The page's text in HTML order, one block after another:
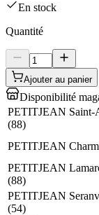
En stock
Quantité
Ajouter au panier
Disponibilité
PETITJEAN Saint-
(88)
PETITJEAN
PETITJEAN
(88)
PETITJEAN
(54)